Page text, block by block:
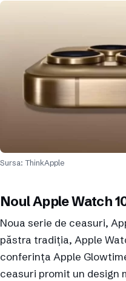
Sursa: ThinkApple
Noul Apple Watch
Noua serie de ceasuri,
păstra tradiția, Apple
conferința Apple
ceasuri promit un design